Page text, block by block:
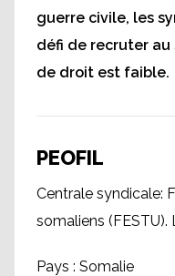
guerre civile, les
défi de recruter au
de droit est faible.
PEOFIL
Centrale syndicale:
somaliens (FESTU).
Pays : Somalie